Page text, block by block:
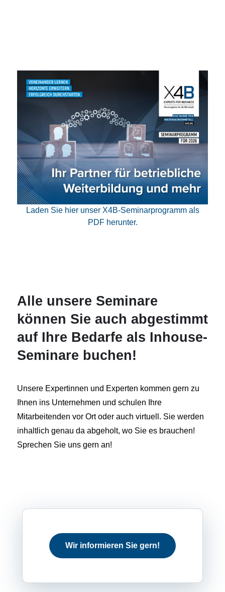
Laden Sie hier unser X4B-Seminarprogramm als
PDF herunter.
Alle unsere Seminare
können Sie auch abgestimmt
auf Ihre Bedarfe als Inhouse-
Seminare buchen!
Unsere Expertinnen und Experten kommen gern zu
Ihnen ins Unternehmen und schulen Ihre
Mitarbeitenden vor Ort oder auch virtuell. Sie werden
inhaltlich genau da abgeholt, wo Sie es brauchen!
Sprechen Sie uns gern an!
Wir informieren Sie gern!